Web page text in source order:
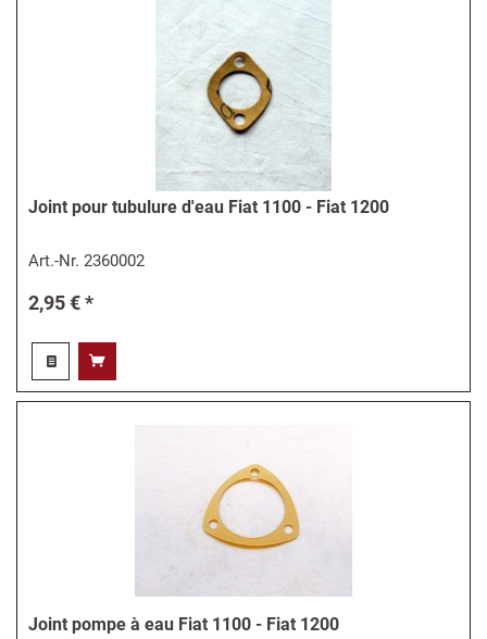
Joint pour tubulure d'eau Fiat 1100 - Fiat 1200
Art.-Nr.2360002
2,95 € *
Joint pompe à eau Fiat 1100 - Fiat 1200